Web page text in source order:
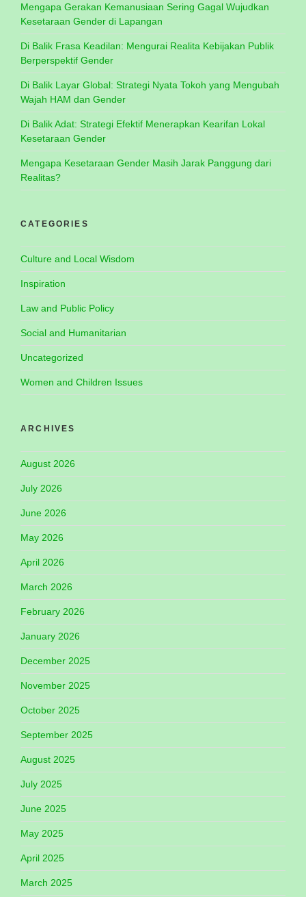
Mengapa Gerakan Kemanusiaan Sering Gagal Wujudkan
Kesetaraan Gender di Lapangan
Di Balik Frasa Keadilan: Mengurai Realita Kebijakan Publik
Berperspektif Gender
Di Balik Layar Global: Strategi Nyata Tokoh yang Mengubah
Wajah HAM dan Gender
Di Balik Adat: Strategi Efektif Menerapkan Kearifan Lokal
Kesetaraan Gender
Mengapa Kesetaraan Gender Masih Jarak Panggung dari
Realitas?
CATEGORIES
Culture and Local Wisdom
Inspiration
Law and Public Policy
Social and Humanitarian
Uncategorized
Women and Children Issues
ARCHIVES
August 2026
July 2026
June 2026
May 2026
April 2026
March 2026
February 2026
January 2026
December 2025
November 2025
October 2025
September 2025
August 2025
July 2025
June 2025
May 2025
April 2025
March 2025